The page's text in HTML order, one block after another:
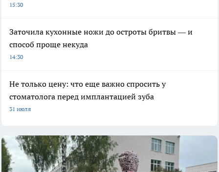
15:30
Заточила кухонные ножи до остроты бритвы — и
способ проще некуда
14:30
Не только цену: что еще важно спросить у
стоматолога перед имплантацией зуба
31 июля